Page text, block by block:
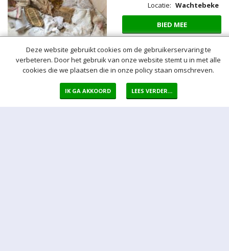
Lot allerhande nappen
Locatie: Wachtebeke
BIED MEE
Deze website gebruikt cookies om de gebruikerservaring te
verbeteren. Door het gebruik van onze website stemt u in met alle
cookies die we plaatsen die in onze policy staan omschreven.
IK GA AKKOORD LEES VERDER...